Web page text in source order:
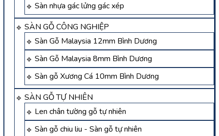
Sàn nhựa gác lửng gác xép
SÀN GỖ CÔNG NGHIỆP
Sàn Gỗ Malaysia 12mm Bình Dương
Sàn Gỗ Malaysia 8mm Bình Dương
Sàn gỗ Xương Cá 10mm Bình Dương
SÀN GỖ TỰ NHIÊN
Len chân tường gỗ tự nhiên
Sàn gỗ chiu liu - Sàn gỗ tự nhiên